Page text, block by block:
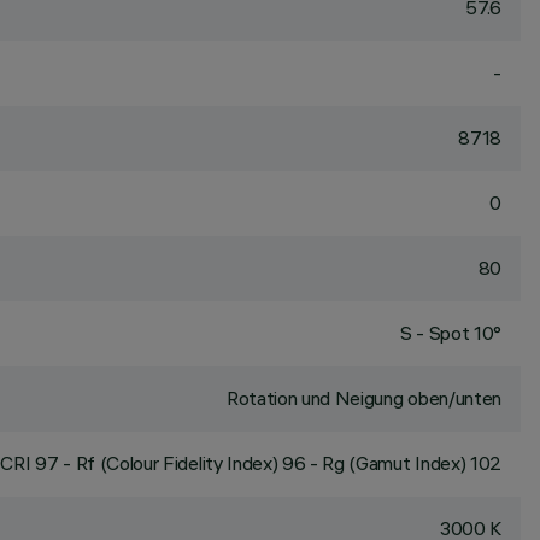
57.6
-
8718
0
80
S - Spot 10°
Rotation und Neigung oben/unten
CRI97 - Rf (Colour Fidelity Index) 96 - Rg (Gamut Index) 102
3000 K